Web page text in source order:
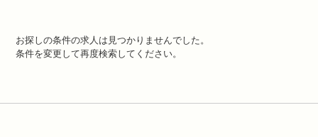
お探しの条件の求人は見つかりませんでした。
条件を変更して再度検索してください。